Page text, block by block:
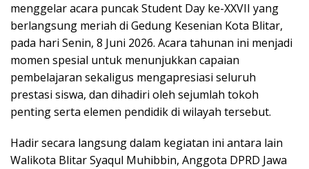
menggelar acara puncak Student Day ke-XXVII yang
berlangsung meriah di Gedung Kesenian Kota Blitar,
pada hari Senin, 8 Juni 2026. Acara tahunan ini menjadi
momen spesial untuk menunjukkan capaian
pembelajaran sekaligus mengapresiasi seluruh
prestasi siswa, dan dihadiri oleh sejumlah tokoh
penting serta elemen pendidik di wilayah tersebut.
Hadir secara langsung dalam kegiatan ini antara lain
Walikota Blitar Syaqul Muhibbin, Anggota DPRD Jawa